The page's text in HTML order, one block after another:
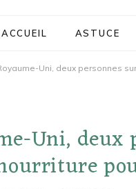
ACCUEIL ASTUCE
Uni, deux